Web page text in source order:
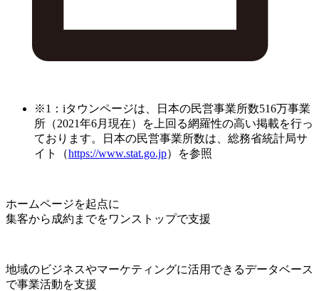
※1：iタウンページは、日本の民営事業所数516万事業
所（2021年6月現在）を上回る網羅性の高い掲載を行っ
ております。日本の民営事業所数は、総務省統計局サ
イト（https://www.stat.go.jp）を参照
ホームページを起点に
集客から成約までをワンストップで支援
地域のビジネスやマーケティングに活用できるデータベース
で事業活動を支援